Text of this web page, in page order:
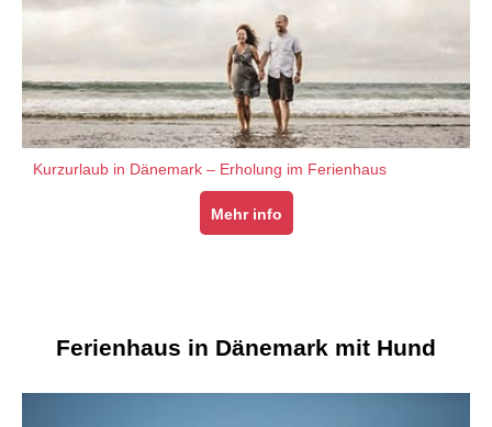
Kurzurlaub in Dänemark – Erholung im Ferienhaus
Mehr info
Ferienhaus in Dänemark mit Hund